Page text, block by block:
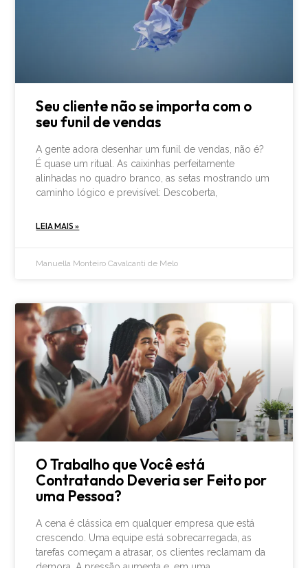
Seu cliente não se importa com o
seu funil de vendas
A gente adora desenhar um funil de vendas, não é?
É quase um ritual. As caixinhas perfeitamente
alinhadas no quadro branco, as setas mostrando um
caminho lógico e previsível: Descoberta,
LEIA MAIS »
Manuella Monteiro Cavalcanti de Melo
O Trabalho que Você está
Contratando Deveria ser Feito por
uma Pessoa?
A cena é clássica em qualquer empresa que está
crescendo. Uma equipe está sobrecarregada, as
tarefas começam a atrasar, os clientes reclamam da